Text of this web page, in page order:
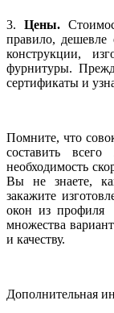
3. Цены.
правило, дешевле
конструкции,
фурнитуры.
сертификаты и
Помните, что
составить
необходимость
Вы не знаете,
закажите
окон из профиля
множества
и качеству.
Дополнительная